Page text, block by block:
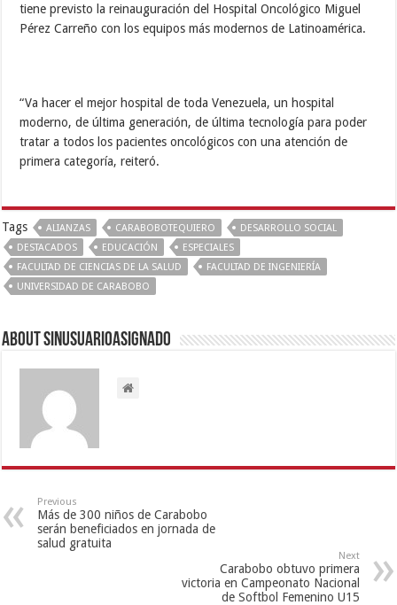
tiene previsto la reinauguración del Hospital Oncológico Miguel
Pérez Carreño con los equipos más modernos de Latinoamérica.
“Va hacer el mejor hospital de toda Venezuela, un hospital
moderno, de última generación, de última tecnología para poder
tratar a todos los pacientes oncológicos con una atención de
primera categoría, reiteró.
Tags ALIANZAS CARABOBOTEQUIERO
DESARROLLO SOCIAL
DESTACADOS
EDUCACIÓN
ESPECIALES
FACULTAD DE CIENCIAS DE LA SALUD
FACULTAD DE INGENIERÍA
UNIVERSIDAD DE CARABOBO
About sinusuarioasignado
Previous
Más de 300 niños de Carabobo
serán beneficiados en jornada de
salud gratuita
Next
Carabobo obtuvo primera
victoria en Campeonato Nacional
de Softbol Femenino U15